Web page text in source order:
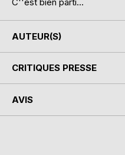
C''est bien parti...
AUTEUR(S)
CRITIQUES PRESSE
AVIS